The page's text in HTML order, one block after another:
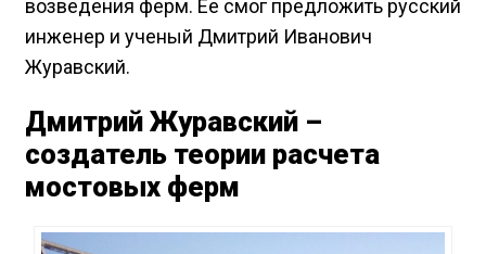
возведения ферм. Ее смог предложить русский
инженер и ученый Дмитрий Иванович
Журавский.
Дмитрий Журавский –
создатель теории расчета
мостовых ферм